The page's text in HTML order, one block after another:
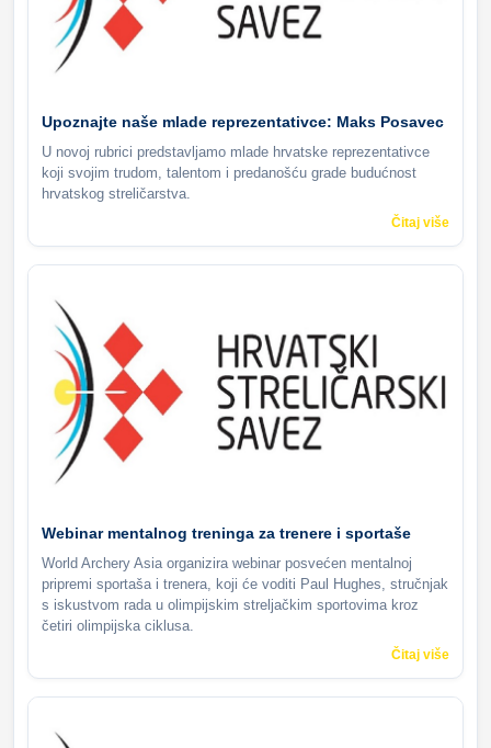
Upoznajte naše mlade reprezentativce: Maks Posavec
U novoj rubrici predstavljamo mlade hrvatske reprezentativce
koji svojim trudom, talentom i predanošću grade budućnost
hrvatskog streličarstva.
Čitaj više
Webinar mentalnog treninga za trenere i sportaše
World Archery Asia organizira webinar posvećen mentalnoj
pripremi sportaša i trenera, koji će voditi Paul Hughes, stručnjak
s iskustvom rada u olimpijskim streljačkim sportovima kroz
četiri olimpijska ciklusa.
Čitaj više